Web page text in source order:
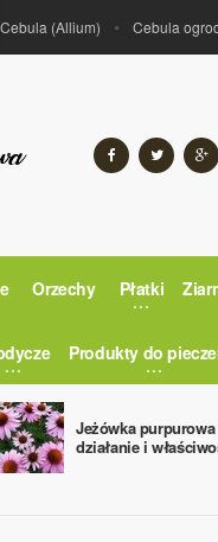
(Allium) Cebula
Orzechy Płatki
Produkty do
Jeżówka purpurowa
działanie i